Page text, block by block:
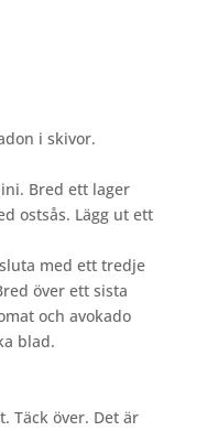
i skivor.
Bred ett lager
ostsås. Lägg ut ett
med ett tredje
över ett sista
och avokado
blad.
Täck över. Det är